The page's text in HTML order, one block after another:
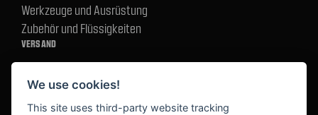
Werkzeuge und Ausrüstung
Zubehör und Flüssigkeiten
VERSAND
We use cookies!
This site uses third-party website tracking